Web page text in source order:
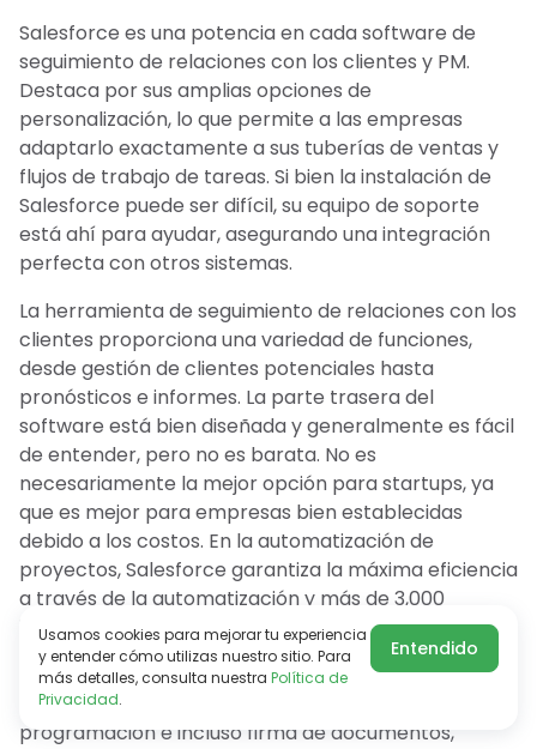
Salesforce es una potencia en cada software de
seguimiento de relaciones con los clientes y PM.
Destaca por sus amplias opciones de
personalización, lo que permite a las empresas
adaptarlo exactamente a sus tuberías de ventas y
flujos de trabajo de tareas. Si bien la instalación de
Salesforce puede ser difícil, su equipo de soporte
está ahí para ayudar, asegurando una integración
perfecta con otros sistemas.
La herramienta de seguimiento de relaciones con los
clientes proporciona una variedad de funciones,
desde gestión de clientes potenciales hasta
pronósticos e informes. La parte trasera del
software está bien diseñada y generalmente es fácil
de entender, pero no es barata. No es
necesariamente la mejor opción para startups, ya
que es mejor para empresas bien establecidas
debido a los costos. En la automatización de
proyectos, Salesforce garantiza la máxima eficiencia
a través de la automatización y más de 3,000
integraciones.
Se conecta fácilmente a numerosas funciones,
desde automatización de marketing hasta
programación e incluso firma de documentos,
Usamos cookies para mejorar tu experiencia
y entender cómo utilizas nuestro sitio. Para
más detalles, consulta nuestra Política de
Privacidad.
Entendido